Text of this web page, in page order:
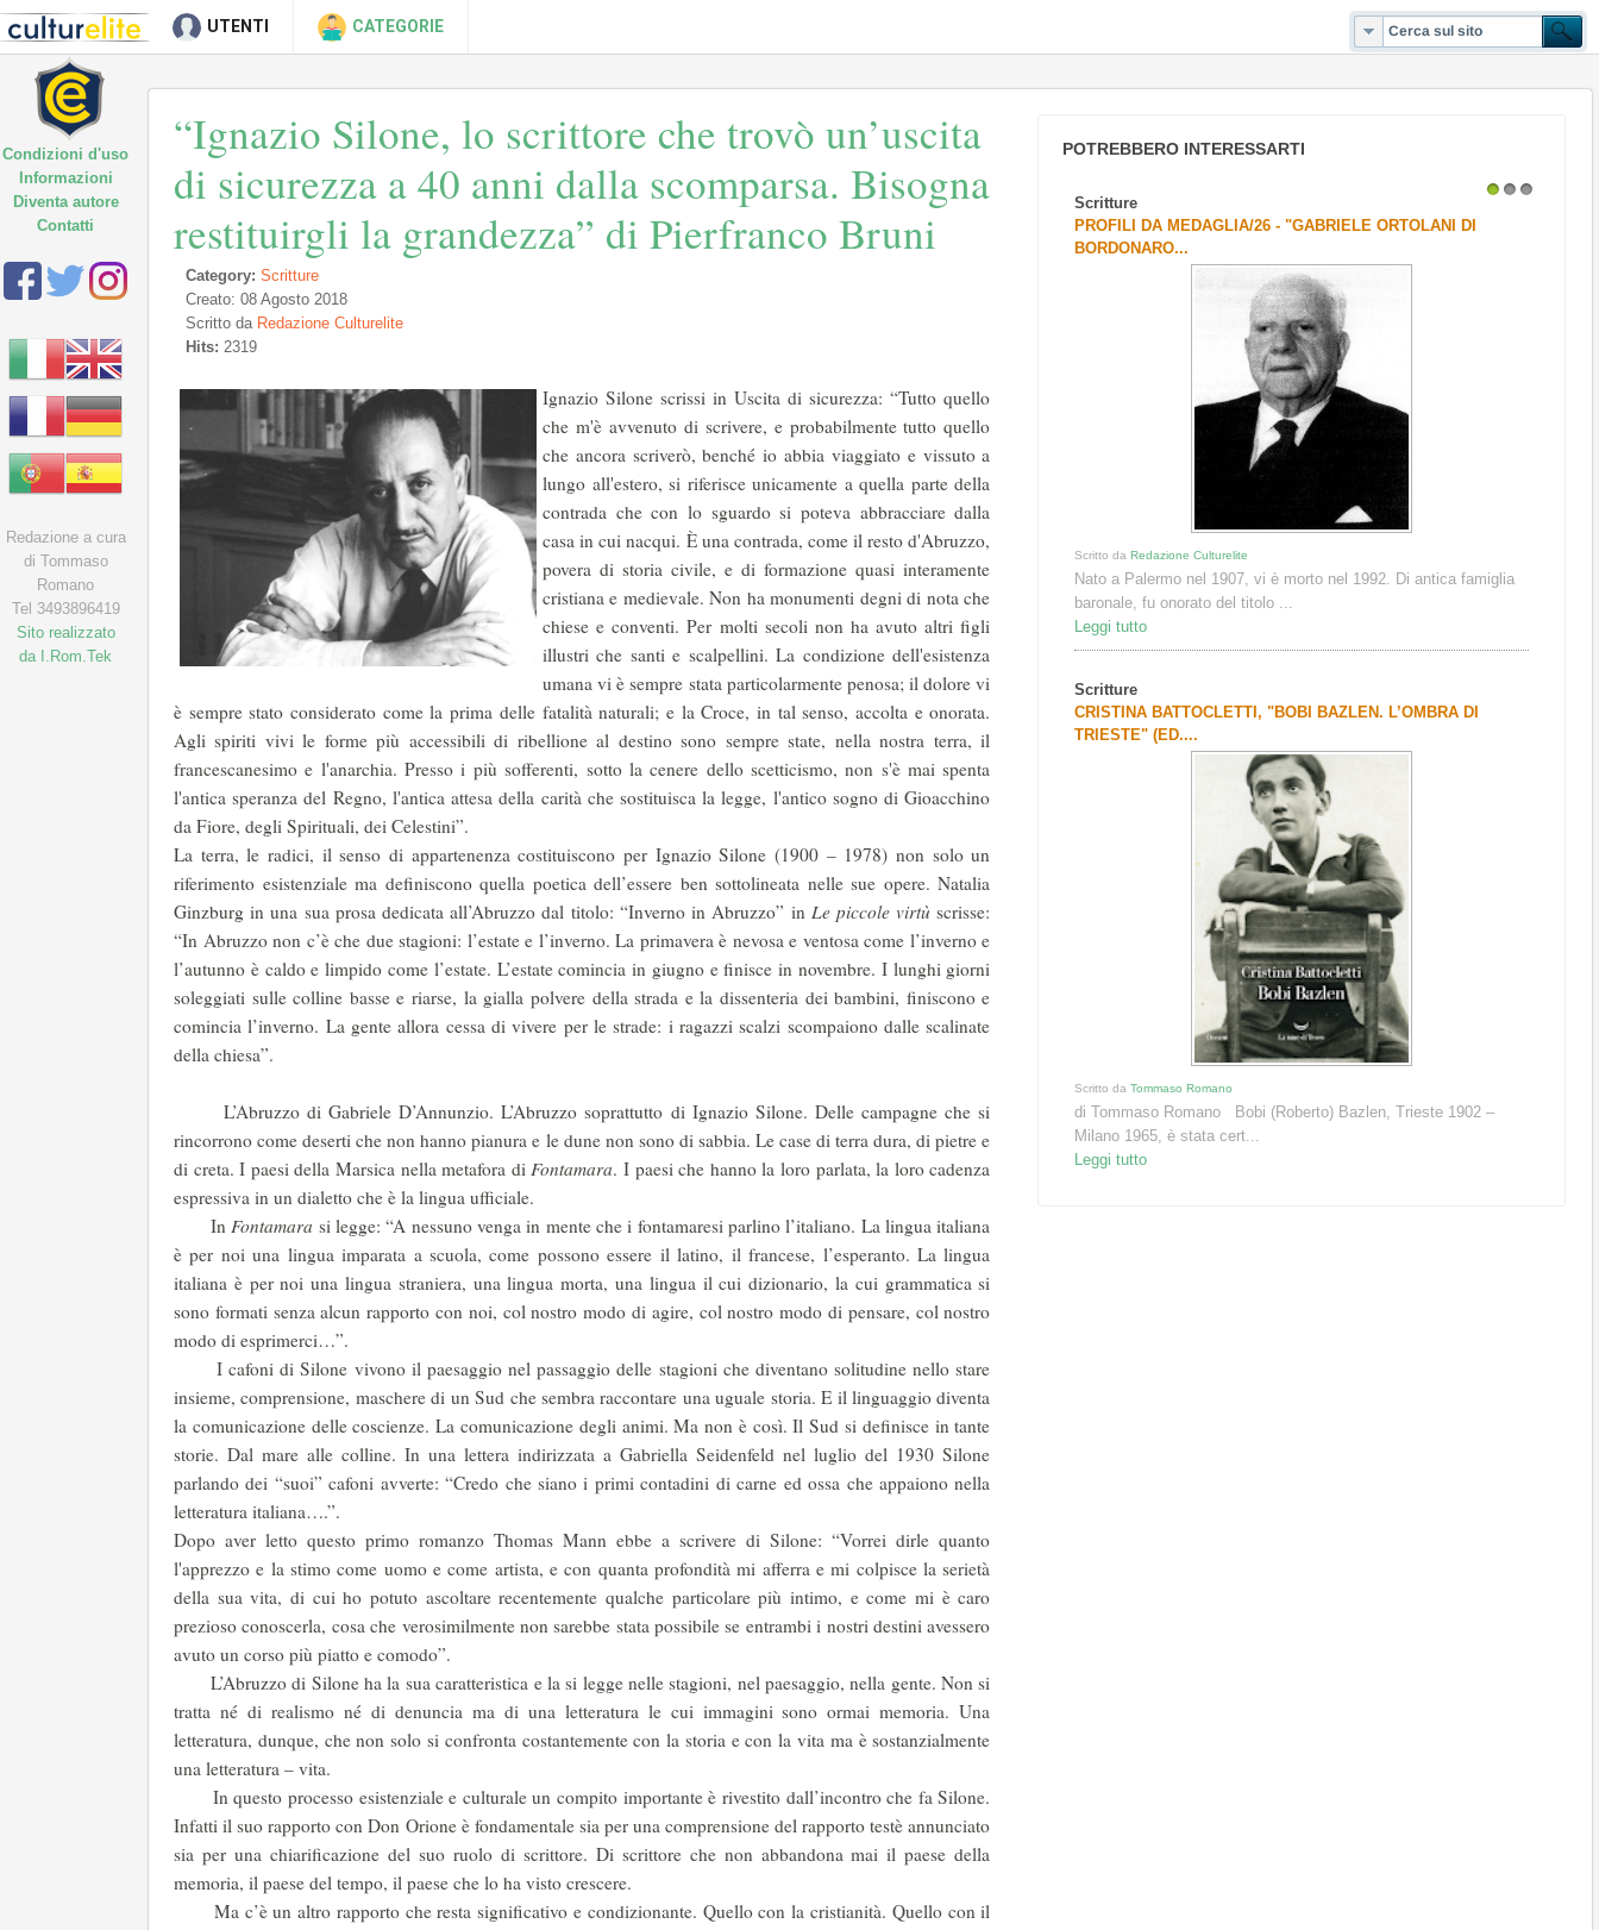
UTENTI CATEGORIE
“Ignazio Silone, lo scrittore che trovò un’uscita
di sicurezza a 40 anni dalla scomparsa. Bisogna
restituirgli la grandezza” di Pierfranco Bruni
Category: Scritture
Creato: 08 Agosto 2018
Scritto da Redazione Culturelite
Hits: 2319
Ignazio Silone scrissi in Uscita di sicurezza: “Tutto quello
che m'è avvenuto di scrivere, e probabilmente tutto quello
che ancora scriverò, benché io abbia viaggiato e vissuto a
lungo all'estero, si riferisce unicamente a quella parte della
contrada che con lo sguardo si poteva abbracciare dalla
casa in cui nacqui. È una contrada, come il resto d'Abruzzo,
povera di storia civile, e di formazione quasi interamente
cristiana e medievale. Non ha monumenti degni di nota che
chiese e conventi. Per molti secoli non ha avuto altri figli
illustri che santi e scalpellini. La condizione dell'esistenza
umana vi è sempre stata particolarmente penosa; il dolore vi
è sempre stato considerato come la prima delle fatalità naturali; e la Croce, in tal senso, accolta e onorata.
Agli spiriti vivi le forme più accessibili di ribellione al destino sono sempre state, nella nostra terra, il
francescanesimo e l'anarchia. Presso i più sofferenti, sotto la cenere dello scetticismo, non s'è mai spenta
l'antica speranza del Regno, l'antica attesa della carità che sostituisca la legge, l'antico sogno di Gioacchino
da Fiore, degli Spirituali, dei Celestini”.
La terra, le radici, il senso di appartenenza costituiscono per Ignazio Silone (1900 – 1978) non solo un
riferimento esistenziale ma definiscono quella poetica dell’essere ben sottolineata nelle sue opere. Natalia
Ginzburg in una sua prosa dedicata all’Abruzzo dal titolo: “Inverno in Abruzzo” in Le piccole virtù scrisse:
“In Abruzzo non c’è che due stagioni: l’estate e l’inverno. La primavera è nevosa e ventosa come l’inverno e
l’autunno è caldo e limpido come l’estate. L’estate comincia in giugno e finisce in novembre. I lunghi giorni
soleggiati sulle colline basse e riarse, la gialla polvere della strada e la dissenteria dei bambini, finiscono e
comincia l’inverno. La gente allora cessa di vivere per le strade: i ragazzi scalzi scompaiono dalle scalinate
della chiesa”.
L’Abruzzo di Gabriele D’Annunzio. L’Abruzzo soprattutto di Ignazio Silone. Delle campagne che si
rincorrono come deserti che non hanno pianura e le dune non sono di sabbia. Le case di terra dura, di pietre e
di creta. I paesi della Marsica nella metafora diFontamara. I paesi che hanno la loro parlata, la loro cadenza
espressiva in un dialetto che è la lingua ufficiale.
InFontamara si legge: “A nessuno venga in mente che i fontamaresi parlino l’italiano. La lingua italiana
è per noi una lingua imparata a scuola, come possono essere il latino, il francese, l’esperanto. La lingua
italiana è per noi una lingua straniera, una lingua morta, una lingua il cui dizionario, la cui grammatica si
sono formati senza alcun rapporto con noi, col nostro modo di agire, col nostro modo di pensare, col nostro
modo di esprimerci…”.
I cafoni di Silone vivono il paesaggio nel passaggio delle stagioni che diventano solitudine nello stare
insieme, comprensione, maschere di un Sud che sembra raccontare una uguale storia. E il linguaggio diventa
la comunicazione delle coscienze. La comunicazione degli animi. Ma non è così. Il Sud si definisce in tante
storie. Dal mare alle colline. In una lettera indirizzata a Gabriella Seidenfeld nel luglio del 1930 Silone
parlando dei “suoi” cafoni avverte: “Credo che siano i primi contadini di carne ed ossa che appaiono nella
letteratura italiana….”.
Dopo aver letto questo primo romanzo Thomas Mann ebbe a scrivere di Silone: “Vorrei dirle quanto
l'apprezzo e la stimo come uomo e come artista, e con quanta profondità mi afferra e mi colpisce la serietà
della sua vita, di cui ho potuto ascoltare recentemente qualche particolare più intimo, e come mi è caro
prezioso conoscerla, cosa che verosimilmente non sarebbe stata possibile se entrambi i nostri destini avessero
avuto un corso più piatto e comodo”.
L’Abruzzo di Silone ha la sua caratteristica e la si legge nelle stagioni, nel paesaggio, nella gente. Non si
tratta né di realismo né di denuncia ma di una letteratura le cui immagini sono ormai memoria. Una
letteratura, dunque, che non solo si confronta costantemente con la storia e con la vita ma è sostanzialmente
una letteratura – vita.
In questo processo esistenziale e culturale un compito importante è rivestito dall’incontro che fa Silone.
Infatti il suo rapporto con Don Orione è fondamentale sia per una comprensione del rapporto testè annunciato
sia per una chiarificazione del suo ruolo di scrittore. Di scrittore che non abbandona mai il paese della
memoria, il paese del tempo, il paese che lo ha visto crescere.
Ma c’è un altro rapporto che resta significativo e condizionante. Quello con la cristianità. Quello con il
POTREBBERO INTERESSARTI
Scritture
PROFILI DA MEDAGLIA/26 - "GABRIELE ORTOLANI DI
BORDONARO...
Scritto daRedazione Culturelite
Nato a Palermo nel 1907, vi è morto nel 1992. Di antica famiglia
baronale, fu onorato del titolo ...
Leggi tutto
Scritture
CRISTINA BATTOCLETTI, "BOBI BAZLEN. L’OMBRA DI
TRIESTE" (ED....
Scritto daTommaso Romano
di Tommaso Romano Bobi (Roberto) Bazlen, Trieste 1902 –
Milano 1965, è stata cert...
Leggi tutto
Condizioni d'uso
Informazioni
Diventa autore
Contatti
Redazione a cura
di Tommaso
Romano
Tel 3493896419
Sito realizzato
da I.Rom.Tek